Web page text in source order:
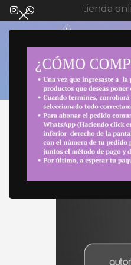
Bienvenida a tienda
Inicio Maquillaje